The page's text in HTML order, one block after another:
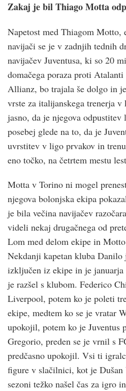
Zakaj je bil Thiago Motta
Napetost med Thiagom
navijači se je v zadnjih tednih
navijačev Juventusa, ki so 20
domačega poraza proti
Allianz, bo trajala še dolgo in
vrste za italijanskega trenerja
jasno, da je njegova odpustitev
posebej glede na to, da je
uvrstitev v ligo prvakov in
eno točko, na četrtem mestu
Motta v Torino ni mogel
njegova bolonjska ekipa
je bila večina navijačev
videli nekaj drugačnega od
Lom med delom ekipe in
Nekdanji kapetan kluba Danilo
izključen iz ekipe in je januarja
je razšel s klubom. Federico
Liverpool, potem ko je poleti
ekipe, medtem ko se je vratar
upokojil, potem ko je Juventus
Gregorio, preden se je vrnil s
predčasno upokojil. Vsi ti
figure v slačilnici, kot je
sezoni težko našel čas za igro